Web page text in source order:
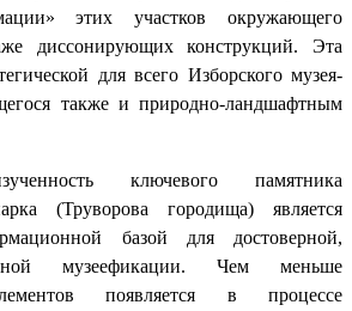
этих участков окружающего
диссонирующих конструкций. Эта
для всего Изборского музея-
также и природно-ландшафтным
ключевого памятника
(Труворова городища) является
базой для достоверной,
музеефикации. Чем меньше
появляется в процессе